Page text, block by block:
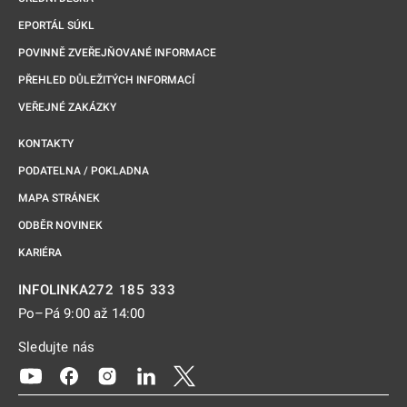
EPORTÁL SÚKL
POVINNĚ ZVEŘEJŇOVANÉ INFORMACE
PŘEHLED DŮLEŽITÝCH INFORMACÍ
VEŘEJNÉ ZAKÁZKY
KONTAKTY
PODATELNA / POKLADNA
MAPA STRÁNEK
ODBĚR NOVINEK
KARIÉRA
INFOLINKA272 185 333
Po–Pá 9:00 až 14:00
Sledujte nás
Odkaz se otevře na nové kartě
Odkaz se otevře na nové kartě
Odkaz se otevře na nové kartě
Odkaz se otevře na nové kartě